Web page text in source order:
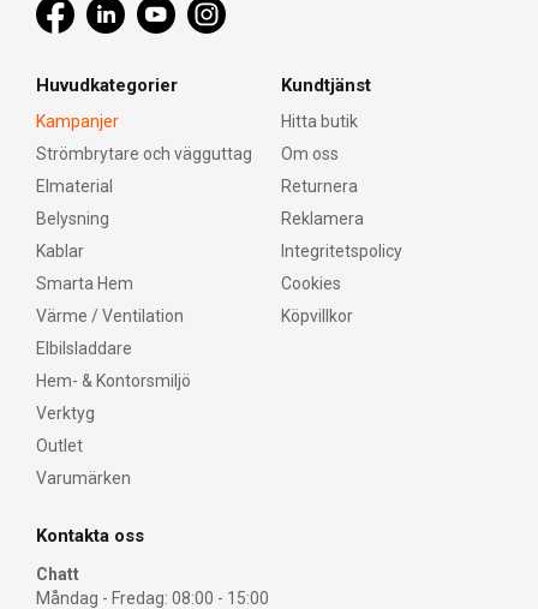
Huvudkategorier
Kampanjer
Strömbrytare och vägguttag
Elmaterial
Belysning
Kablar
Smarta Hem
Värme / Ventilation
Elbilsladdare
Hem- & Kontorsmiljö
Verktyg
Outlet
Varumärken
Kundtjänst
Hitta butik
Om oss
Returnera
Reklamera
Integritetspolicy
Cookies
Köpvillkor
Kontakta oss
Chatt
Måndag - Fredag: 08:00 - 15:00